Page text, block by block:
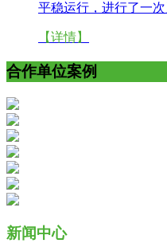
平稳运行，进行了一
【详情】
合作单位案例
新闻中心